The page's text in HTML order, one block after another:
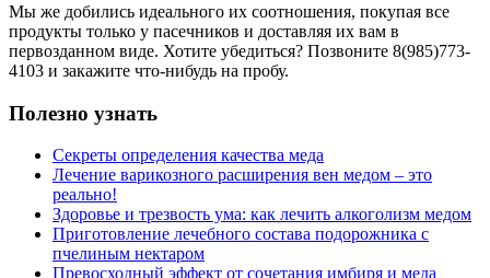
Мы же добились идеального их соотношения, покупая все
продукты только у пасечников и доставляя их вам в
первозданном виде. Хотите убедиться? Позвоните 8(985)773-
4103 и закажите что-нибудь на пробу.
Полезно узнать
Секреты определения качества меда
Лечение варикозного расширения вен медом – это
реально!
Здоровье и трезвость ума: как лечить алкоголизм медом
Приготовление лечебного состава подорожника с
пчелиным нектаром
Превосходный эффект от сочетания имбиря и меда